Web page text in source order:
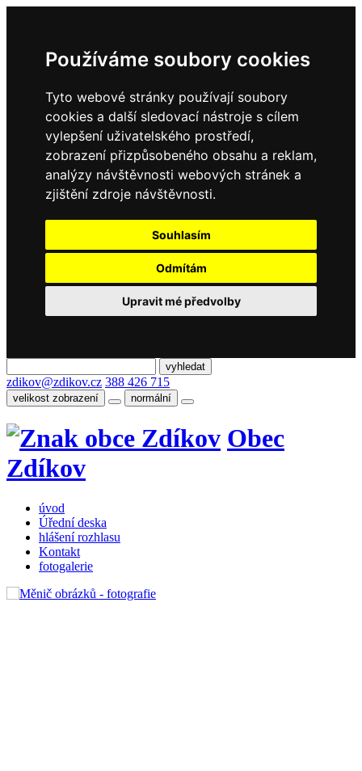
Používáme soubory cookies
Tyto webové stránky používají soubory
cookies a další sledovací nástroje s cílem
vylepšení uživatelského prostředí,
zobrazení přizpůsobeného obsahu a reklam,
analýzy návštěvnosti webových stránek a
zjištění zdroje návštěvnosti.
Souhlasím
Odmítám
Upravit mé předvolby
zdikov@zdikov.cz 388 426 715
velikost zobrazení normální
Obec
Zdíkov
úvod
Úřední deska
hlášení rozhlasu
Kontakt
fotogalerie